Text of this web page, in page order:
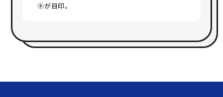
㋧が目印。